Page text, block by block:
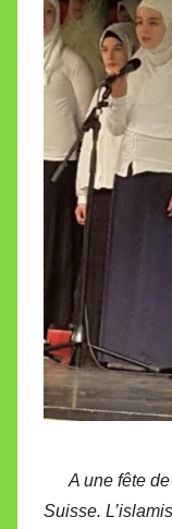
A une fête de
Suisse.